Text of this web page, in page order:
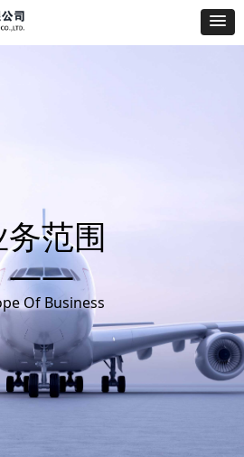
范围
——
Of Business